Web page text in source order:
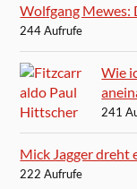
Wolfgang Mewes:
244 Aufrufe
Wie
241
Mick Jagger dreht
222 Aufrufe